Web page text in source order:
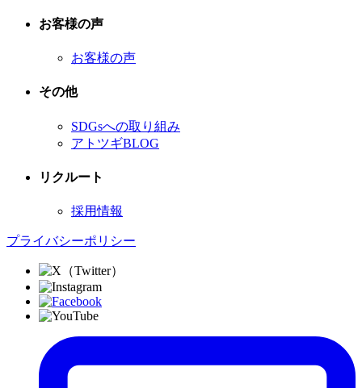
お客様の声
お客様の声
その他
SDGsへの取り組み
アトツギBLOG
リクルート
採用情報
プライバシーポリシー